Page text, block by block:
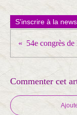
S'inscrire à la
Commenter cet